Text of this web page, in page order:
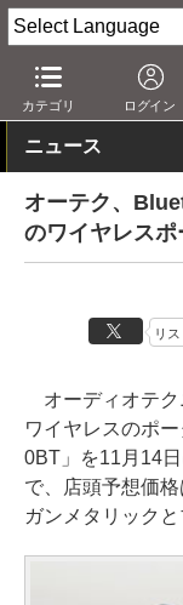
カテゴリ ログイン
AV Watch 製品
ニュース
オーテク、
のワイヤレス
リス
オーディオテク
ワイヤレスのポ
0BT」を11月14
で、店頭予想価
ガンメタリックと